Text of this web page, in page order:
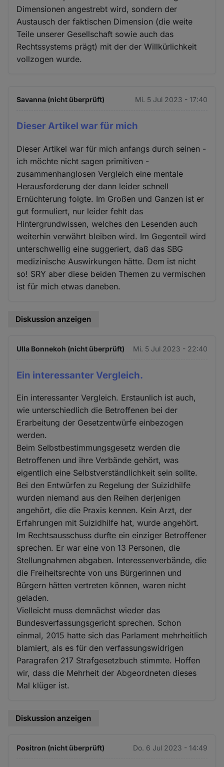
Dimensionen angestrebt wird, sondern der
Austausch der faktischen Dimension (die weite
Teile unserer Gesellschaft sowie auch das
Rechtssystems prägt) mit der der Willkürlichkeit
vollzogen wurde.
Savanna (nicht überprüft) Mi. 5 Jul 2023 - 17:40
Dieser Artikel war für mich
Dieser Artikel war für mich anfangs durch seinen -
ich möchte nicht sagen primitiven -
zusammenhanglosen Vergleich eine mentale
Herausforderung der dann leider schnell
Ernüchterung folgte. Im Großen und Ganzen ist er
gut formuliert, nur leider fehlt das
Hintergrundwissen, welches den Lesenden auch
weiterhin verwährt bleiben wird. Im Gegenteil wird
unterschwellig eine suggeriert, daß das SBG
medizinische Auswirkungen hätte. Dem ist nicht
so! SRY aber diese beiden Themen zu vermischen
ist für mich etwas daneben.
Diskussion anzeigen
Ulla Bonnekoh (nicht überprüft) Mi. 5 Jul 2023 - 22:40
Ein interessanter Vergleich.
Ein interessanter Vergleich. Erstaunlich ist auch,
wie unterschiedlich die Betroffenen bei der
Erarbeitung der Gesetzentwürfe einbezogen
werden.
Beim Selbstbestimmungsgesetz werden die
Betroffenen und ihre Verbände gehört, was
eigentlich eine Selbstverständlichkeit sein sollte.
Bei den Entwürfen zu Regelung der Suizidhilfe
wurden niemand aus den Reihen derjenigen
angehört, die die Praxis kennen. Kein Arzt, der
Erfahrungen mit Suizidhilfe hat, wurde angehört.
Im Rechtsausschuss durfte ein einziger Betroffener
sprechen. Er war eine von 13 Personen, die
Stellungnahmen abgaben. Interessenverbände, die
die Freiheitsrechte von uns Bürgerinnen und
Bürgern hätten vertreten können, waren nicht
geladen.
Vielleicht muss demnächst wieder das
Bundesverfassungsgericht sprechen. Schon
einmal, 2015 hatte sich das Parlament mehrheitlich
blamiert, als es für den verfassungswidrigen
Paragrafen 217 Strafgesetzbuch stimmte. Hoffen
wir, dass die Mehrheit der Abgeordneten dieses
Mal klüger ist.
Diskussion anzeigen
Positron (nicht überprüft) Do. 6 Jul 2023 - 14:49